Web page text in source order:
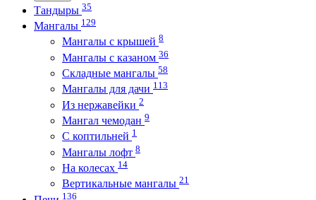
Тандыры 35
Мангалы 129
Мангалы с крышей 8
Мангалы с казаном 36
Складные мангалы 58
Мангалы для дачи 113
Из нержавейки 2
Мангал чемодан 9
С коптильней 1
Мангалы лофт 8
На колесах 14
Вертикальные мангалы 21
136